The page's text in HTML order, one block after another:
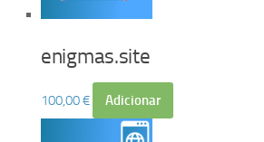
enigmas.site
100,00€ Adicionar